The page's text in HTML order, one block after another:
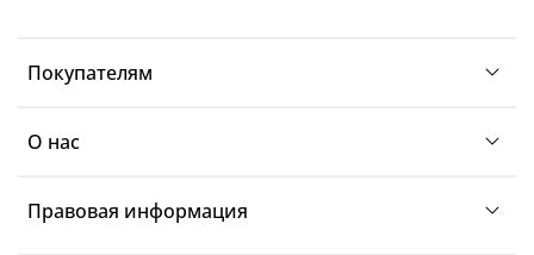
Покупателям
О нас
Правовая информация